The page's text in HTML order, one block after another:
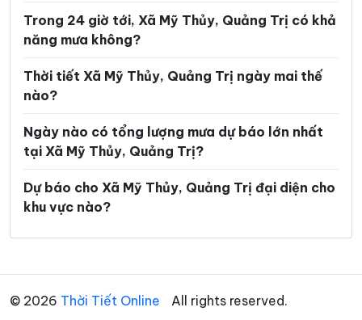
Xã Tân Lập Xã Thượng Trạch
Xã Triệu Bình Xã Triệu Cơ
Xã Triệu Phong
Xã Tuyên Bình Xã Tuyên Hóa
Xã Tuyên Lâm Xã Tuyên Phú
Xã Tuyên Sơn
Trong 24 giờ tới, Xã Mỹ Thủy, Quảng Trị có khả
năng mưa không?
Thời tiết Xã Mỹ Thủy, Quảng Trị ngày mai thế
nào?
Ngày nào có tổng lượng mưa dự báo lớn nhất
tại Xã Mỹ Thủy, Quảng Trị?
Dự báo cho Xã Mỹ Thủy, Quảng Trị đại diện cho
khu vực nào?
© 2026 Thời Tiết Online
All rights reserved.